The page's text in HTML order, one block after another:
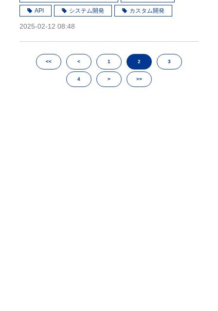
API システム開発 カスタム開発
2025-02-12 08:48
<< < 1 2 3
4 > >>